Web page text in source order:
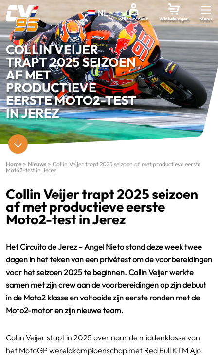
NL
Mijn account Winkelwagen
COLLIN VEIJER
TRAPT 2025 SEIZOEN
AF MET
PRODUCTIEVE
EERSTE MOTO2-TEST
IN JEREZ
Home > Nieuws > Collin Veijer trapt 2025 seizoen af met productieve eerste
Moto2-test in Jerez
Collin Veijer trapt 2025 seizoen
af met productieve eerste
Moto2-test in Jerez
Het Circuito de Jerez – Angel Nieto stond deze week twee
dagen in het teken van een privétest om de voorbereidingen
voor het seizoen 2025 te beginnen. Collin Veijer werkte
samen met zijn crew aan de voorbereidingen op zijn debuut
in de Moto2 klasse en voltooide zijn eerste ronden met de
Moto2-motor en zijn nieuwe team.
Collin Veijer stapt in 2025 over naar de middenklasse van
het MotoGP wereldkampioenschap met Red Bull KTM Ajo.